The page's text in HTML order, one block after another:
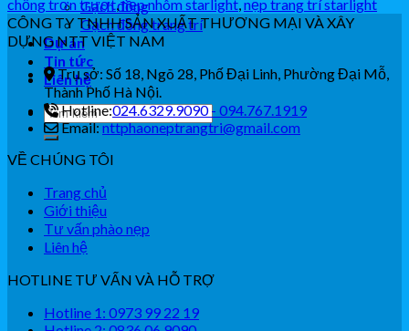
Gạch đồng
Gạch đồng trang trí
Dự án
Tin tức
Liên hệ
chống trơn trượt,nẹp nhôm starlight nẹp trang trí starlight
CÔNG TY TNHH SẢN XUẤT THƯƠNG MẠI VÀ XÂY
DỰNG NTT VIỆT NAM
Trụ sở: Số 18, Ngõ 28, Phố Đại Linh, Phường Đại Mỗ,
Thành Phố Hà Nội.
Hotline:024.6329.9090 - 094.767.1919
Email:nttphaoneptrangtri@gmail.com
VỀ CHÚNG TÔI
Trang chủ
Giới thiệu
Tư vấn phào nẹp
Liên hệ
HOTLINE TƯ VẤN VÀ HỖ TRỢ
Hotline 1: 0973 99 22 19